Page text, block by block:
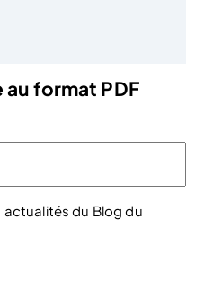
format PDF
actualités du Blog du